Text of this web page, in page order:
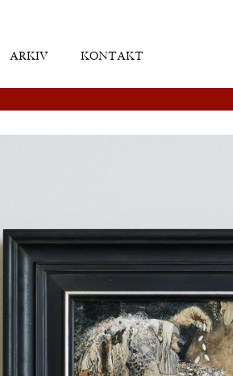
ARKIV KONTAKT